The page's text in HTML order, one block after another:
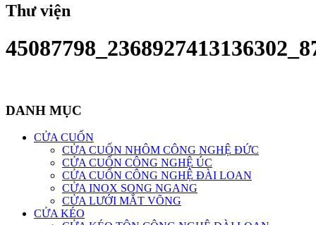
Thư viện
DANH MỤC
CỬA CUỐN
CỬA CUỐN NHÔM CÔNG NGHỆ ĐỨC
CỬA CUỐN CÔNG NGHỆ ÚC
CỬA CUỐN CÔNG NGHỆ ĐÀI LOAN
CỬA INOX SONG NGANG
CỬA LƯỚI MẮT VÕNG
CỬA KÉO